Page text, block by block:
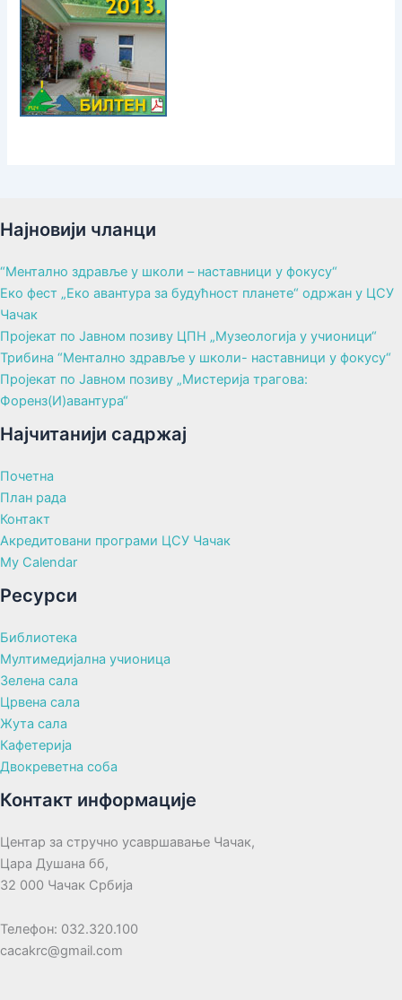
Најновији чланци
“Ментално здравље у школи – наставници у фокусу“
Еко фест „Еко авантура за будућност планете“ одржан у ЦСУ
Чачак
Пројекат по Јавном позиву ЦПН „Музеологија у учионици“
Трибина “Ментално здравље у школи- наставници у фокусу“
Пројекат по Јавном позиву „Мистерија трагова:
Форенз(И)авантура“
Најчитанији садржај
Почетна
План рада
Контакт
Акредитовани програми ЦСУ Чачак
My Calendar
Ресурси
Библиотека
Мултимедијална учионица
Зелена сала
Црвена сала
Жута сала
Кафетерија
Двокреветна соба
Контакт информације
Центар за стручно усавршавање Чачак,
Цара Душана бб,
32 000 Чачак Србија
Телефон: 032.320.100
cacakrc@gmail.com